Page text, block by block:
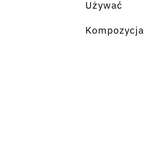
Używać
Kompozycja